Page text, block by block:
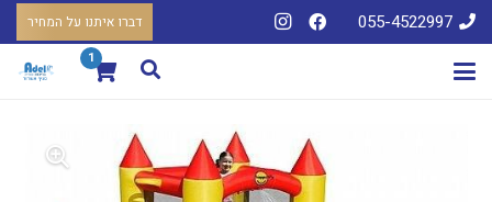
055-4522997 דברו איתנו על המחיר
1